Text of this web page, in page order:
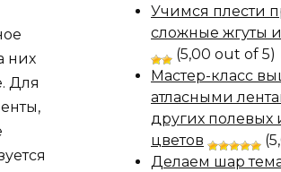
них
Для
Учимся плести
сложные жгуты
(5,00 out of 5)
Мастер-класс
атласными
других полевых
цветов
Делаем шар